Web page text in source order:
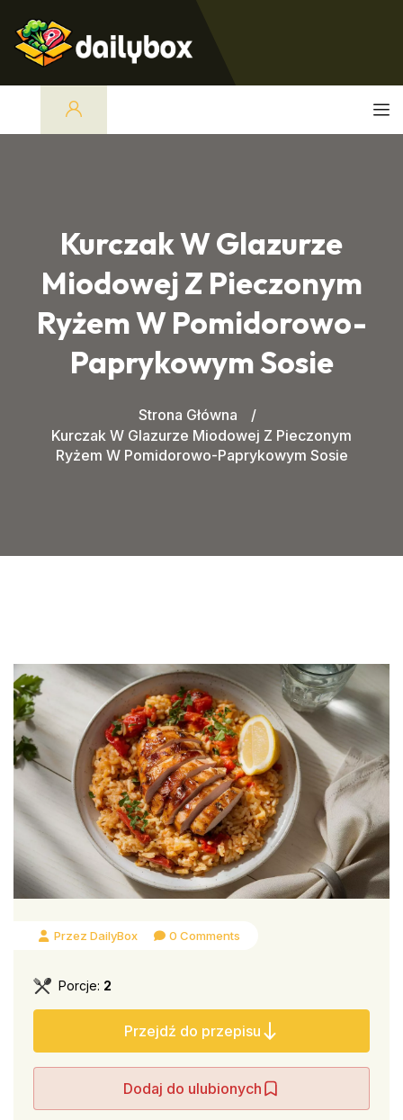
Kurczak W Glazurze
Miodowej Z Pieczonym
Ryżem W Pomidorowo-
Paprykowym Sosie
Strona Główna
Kurczak W Glazurze Miodowej Z Pieczonym
Ryżem W Pomidorowo-Paprykowym Sosie
Przez DailyBox 0 Comments
Porcje: 2
Przejdź do przepisu
Dodaj do ulubionych